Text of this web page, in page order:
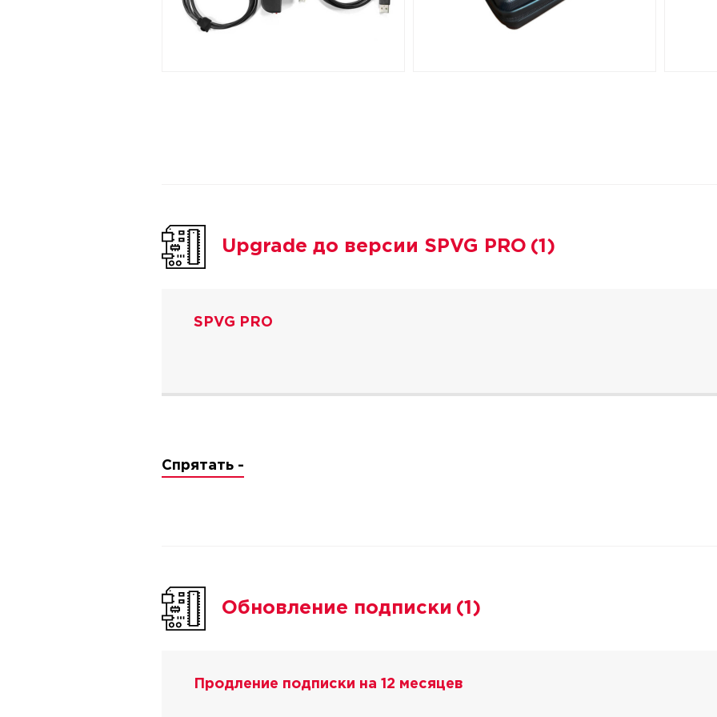
Upgrade до версии SPVG PRO (1)
SPVG PRO
Спрятать -
Обновление подписки (1)
Продление подписки на 12 месяцев